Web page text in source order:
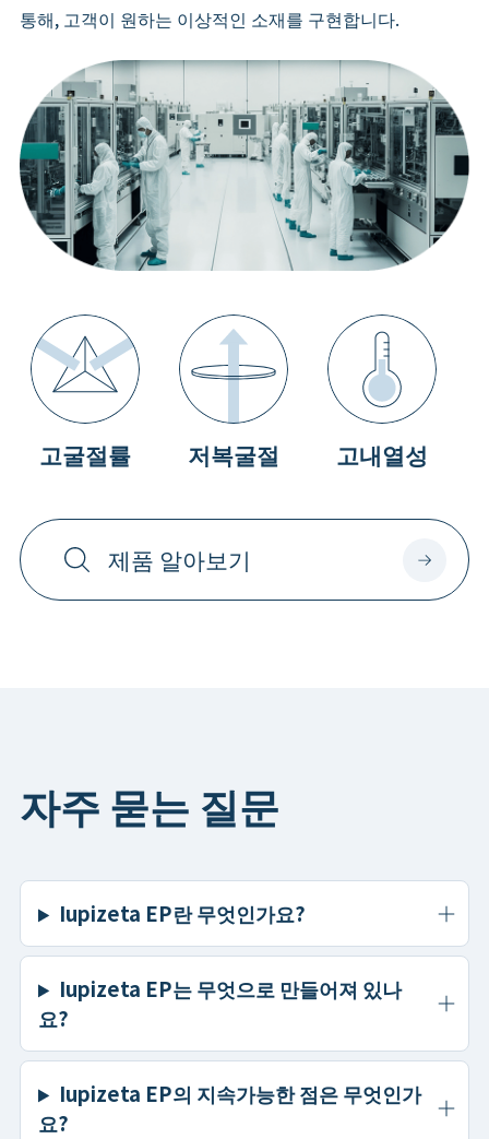
통해, 고객이 원하는 이상적인 소재를 구현합니다.
고굴절률 저복굴절 고내열성
제품 알아보기
자주 묻는 질문
Iupizeta EP란 무엇인가요?
Iupizeta EP는 무엇으로 만들어져 있나
요?
Iupizeta EP의 지속가능한 점은 무엇인가
요?